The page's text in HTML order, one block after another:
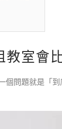
教室會
個問題就是「